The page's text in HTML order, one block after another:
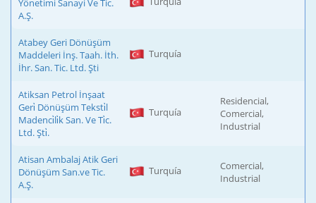
Yönetimi Sanayi Ve Tic.
A.Ş.
Atabey Geri Dönüşüm
Maddeleri İnş. Taah. İth.
İhr. San. Tic. Ltd. Şti
Turquía
Atiksan Petrol İnşaat
Geri̇ Dönüşüm Teksti̇l
Madenci̇li̇k San. Ve Ti̇c.
Ltd. Şti̇.
Turquía
Residencial,
Comercial,
Industrial
Atisan Ambalaj Atik Geri
Dönüşüm San.ve Tic.
A.Ş.
Turquía
Comercial,
Industrial